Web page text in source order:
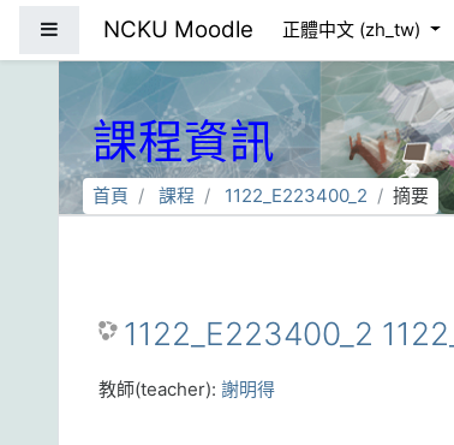
NCKU Moodle 正體中文 ‎(zh_tw)‎
課程資訊
首頁 課程 1122_E223400_2 摘要
1122_E223400_2
教師(teacher): 謝明得